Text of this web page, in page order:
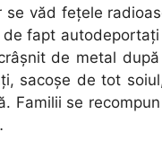
se văd feţele
de fapt
de metal
sacoşe de tot
Familii se